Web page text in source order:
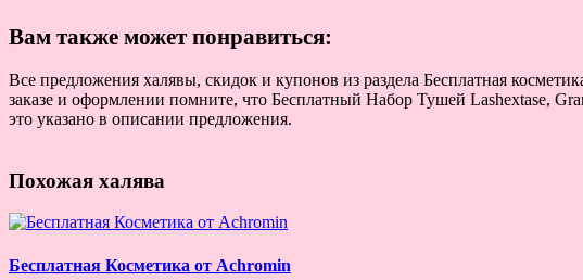
Вам также может понравиться:
Все предложения халявы, скидок и купонов из раздела Бесплатная
заказе и оформлении помните, что Бесплатный Набор Тушей Lashextase,
это указано в описании предложения.
Похожая халява
Бесплатная Косметика от Achromin